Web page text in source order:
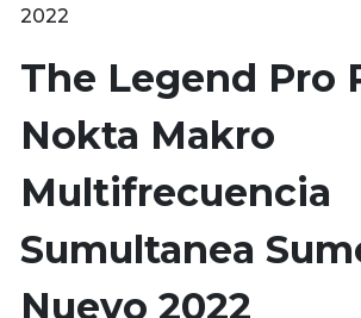
2022
The Legend Pro
Nokta Makro
Multifrecuencia
Sumultanea
Nuevo 2022